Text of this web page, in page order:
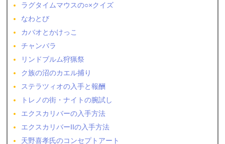
ラグタイムマウスの○×クイズ
なわとび
カバオとかけっこ
チャンバラ
リンドブルム狩猟祭
ク族の沼のカエル捕り
ステラツィオの入手と報酬
トレノの街・ナイトの腕試し
エクスカリバーの入手方法
エクスカリバーIIの入手方法
天野喜孝氏のコンセプトアート